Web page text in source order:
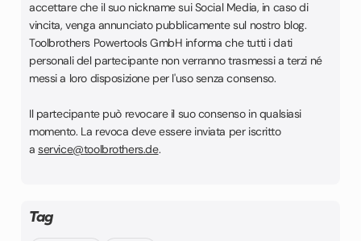
accettare che il suo nickname sui Social Media, in caso di
vincita, venga annunciato pubblicamente sul nostro blog.
Toolbrothers Powertools GmbH informa che tutti i dati
personali del partecipante non verranno trasmessi a terzi né
messi a loro disposizione per l'uso senza consenso.
Il partecipante può revocare il suo consenso in qualsiasi
momento. La revoca deve essere inviata per iscritto
aservice@toolbrothers.de.
Tag